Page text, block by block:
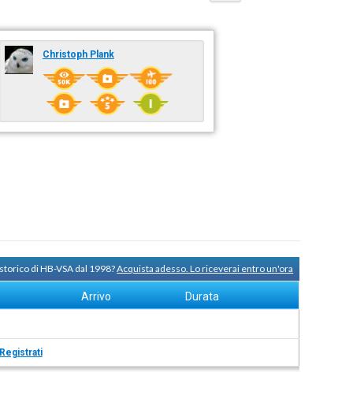
Christoph Plank
di HB-VSA dal 1998?Acquista adesso. Lo riceverai entro un'ora
Arrivo Durata